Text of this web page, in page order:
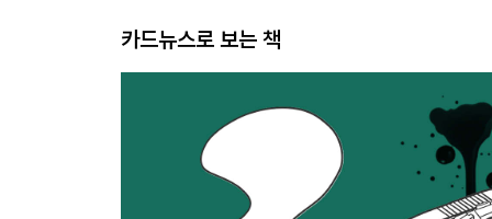
카드뉴스로 보는 책